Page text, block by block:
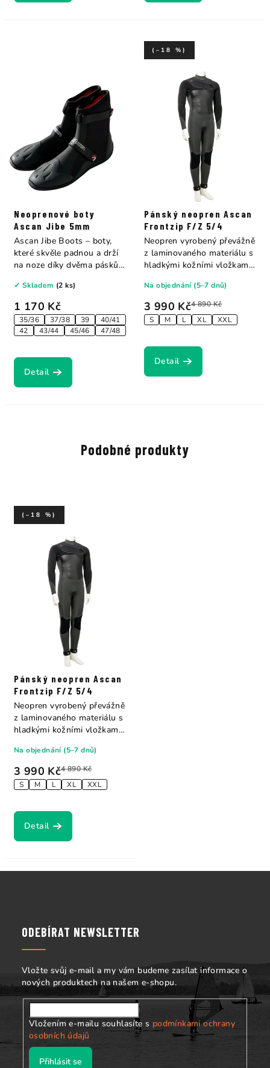
Neoprenové boty
Ascan Jibe 5mm
1 170 Kč
35/36 37/38 39
40/41
42
43/44 45/46 47/48
✓ Skladem (2 ks)
Detail
Ascan Jibe Boots – boty,
které skvěle padnou a drží
na noze díky dvěma páskům
Pánský neopren Ascan
Frontzip F/Z 5/4
3 990 Kč4 890 Kč
(–18 %)
S M L XL XXL
Na objednání (5–7 dnů)
Detail
Neopren vyrobený převážně
z laminovaného materiálu s
hladkými kožními vložkami
Podobné produkty
Pánský neopren Ascan
Frontzip F/Z 5/4
3 990 Kč4 890 Kč
(–18 %)
S M L XL XXL
Na objednání (5–7 dnů)
Detail
Neopren vyrobený převážně
z laminovaného materiálu s
hladkými kožními vložkami
ODEBÍRAT NEWSLETTER
Vložte svůj e-mail a my vám budeme zasílat informace o
nových produktech na našem e-shopu.
Vložením e-mailu souhlasíte s podmínkami ochrany
osobních údajů
Přihlásit se